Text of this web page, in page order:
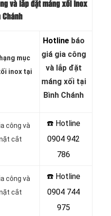
và lắp đặt máng xối inox
Chánh
mục
inoxtại
Hotlinebáo
giá gia công
và lắp đặt
máng xối tại
Bình Chánh
công và
cắt
☎️ Hotline
0904 942
786
công và
cắt
☎️ Hotline
0904 744
975